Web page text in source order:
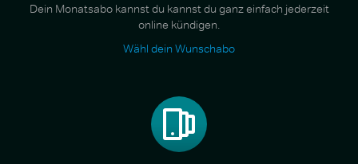
Dein Monatsabo kannst du kannst du ganz einfach jederzeit
online kündigen.
Wähl dein Wunschabo